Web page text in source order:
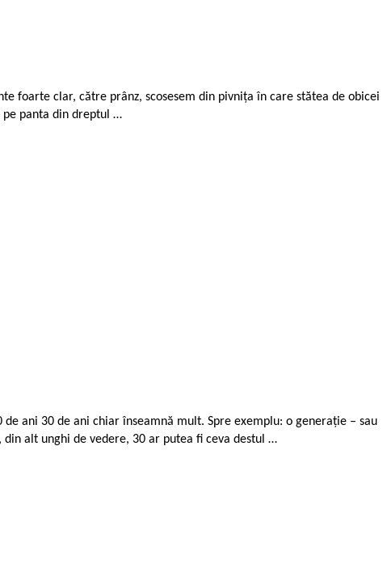
foarte clar, către prânz, scosesem din pivnița în care stătea de obicei
pe panta din dreptul …
ani 30 de ani chiar înseamnă mult. Spre exemplu: o generație – sau
alt unghi de vedere, 30 ar putea fi ceva destul …